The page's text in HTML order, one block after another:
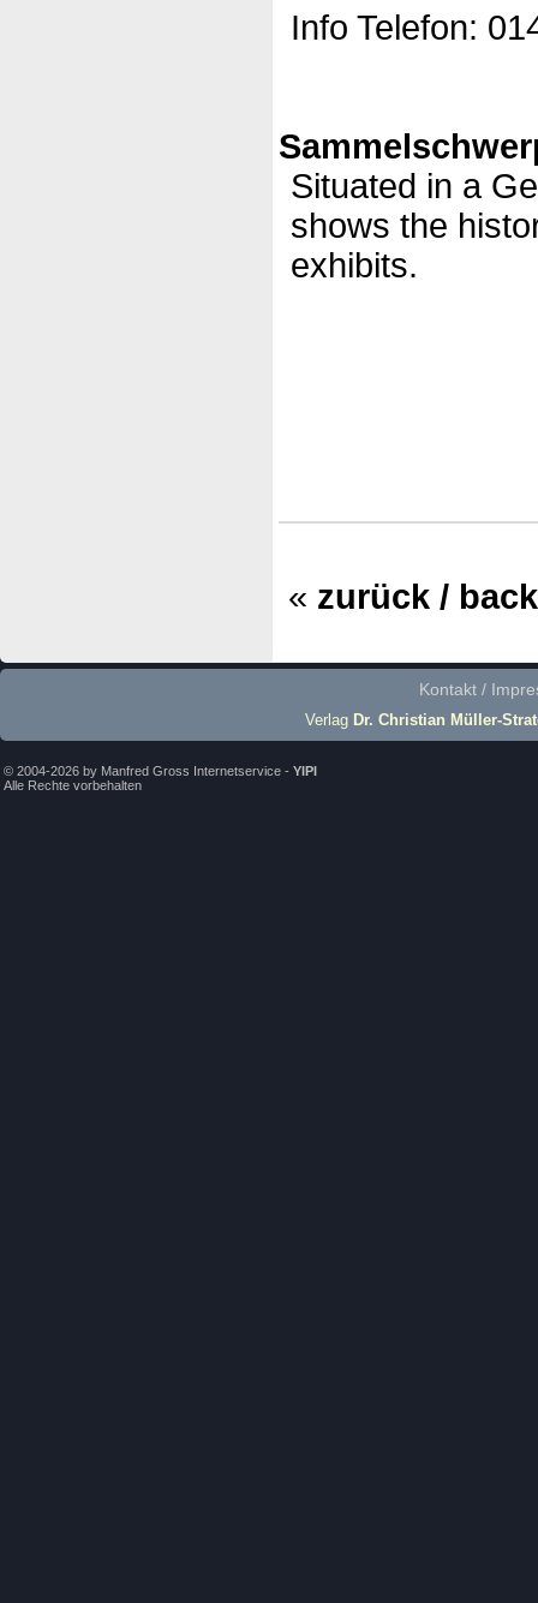
Info Telefon:
Situated in a
shows the
exhibits.
« zurück / back
Kontakt /
Verlag Dr. Christian Müller-
© 2004-2026 by Manfred Gross Internetservice - YIPI
Alle Rechte vorbehalten